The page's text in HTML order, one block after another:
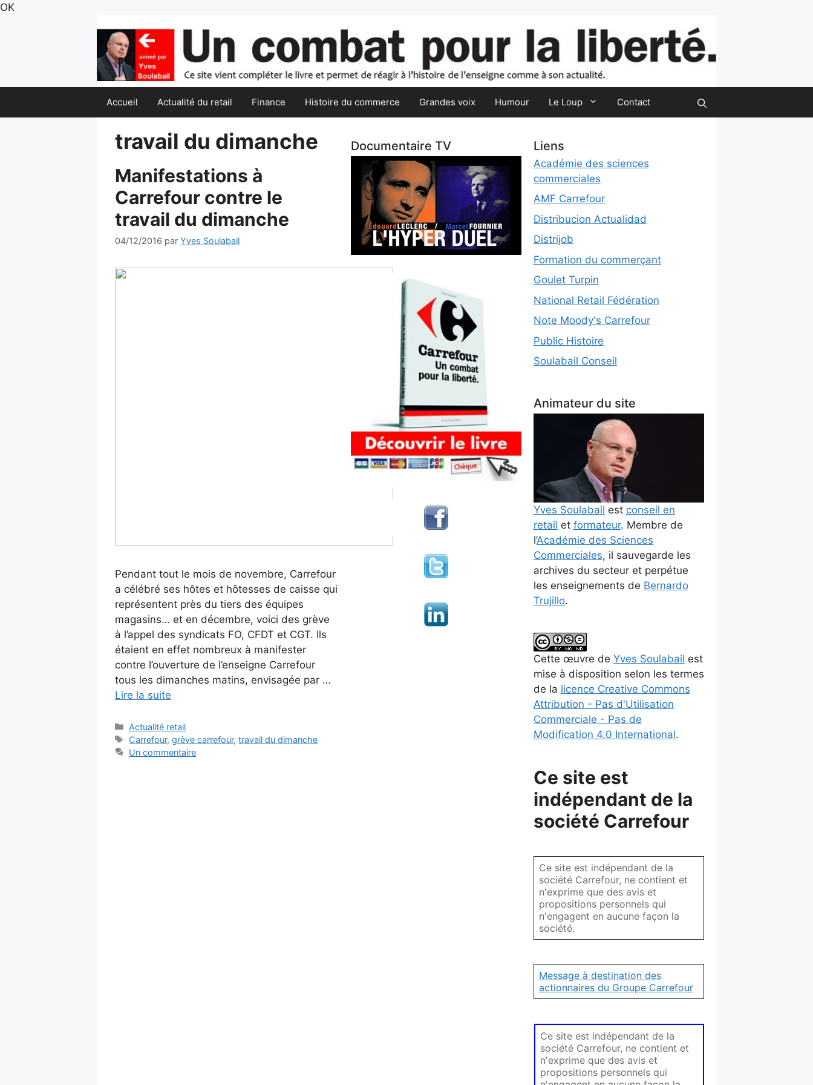
OKAller
Accueil Actualité du retail Finance Histoire du commerce Grandes voix Humour Le Loup Contact
travail du dimanche
Manifestations à
Carrefour contre le
travail du dimanche
04/12/2016 par Yves Soulabail
Pendant tout le mois de novembre, Carrefour
a célébré ses hôtes et hôtesses de caisse qui
représentent près du tiers des équipes
magasins… et en décembre, voici des grève
à l’appel des syndicats FO, CFDT et CGT. Ils
étaient en effet nombreux à manifester
contre l’ouverture de l’enseigne Carrefour
tous les dimanches matins, envisagée par …
Lire la suite
Catégories
Actualité retail
Étiquettes
Carrefour,grève carrefour,travail du dimanche
Un commentaire
Documentaire TV Liens
Académie des sciences
commerciales
AMF Carrefour
Distribucion Actualidad
Distrijob
Formation du commerçant
Goulet Turpin
National Retail Fédération
Note Moody's Carrefour
Public Histoire
Soulabail Conseil
Animateur du site
Yves Soulabail est conseil en
retail et formateur. Membre de
l’Académie des Sciences
Commerciales, il sauvegarde les
archives du secteur et perpétue
les enseignements de Bernardo
Trujillo.
Cette œuvre de Yves Soulabail est
mise à disposition selon les termes
de la licence Creative Commons
Attribution - Pas d'Utilisation
Commerciale - Pas de
Modification 4.0 International.
Ce site est
indépendant de la
société Carrefour
Ce site est indépendant de la
société Carrefour, ne contient et
n'exprime que des avis et
propositions personnels qui
n'engagent en aucune façon la
société.
Message à destination des
actionnaires du Groupe Carrefour
Ce site est indépendant de la
société Carrefour, ne contient et
n'exprime que des avis et
propositions personnels qui